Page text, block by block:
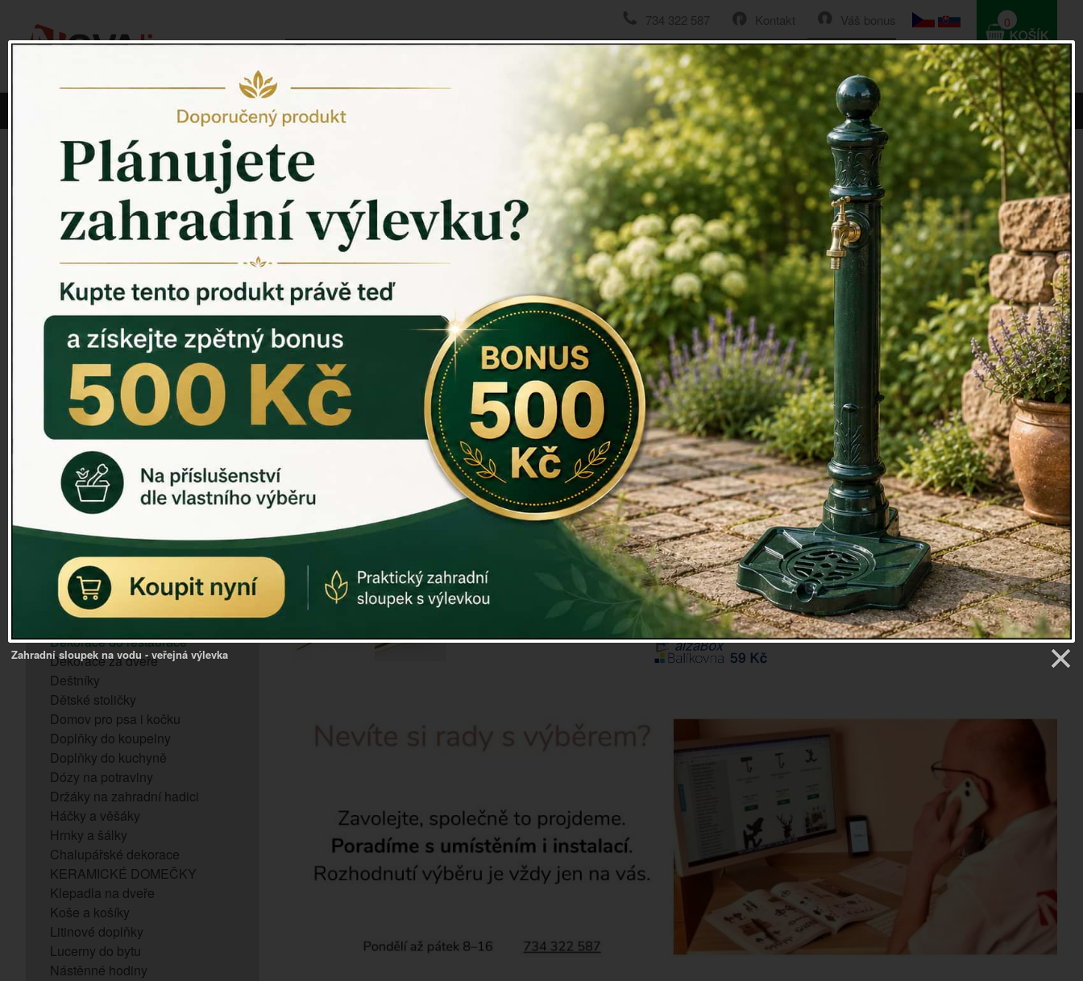
Váš bonus
Kontakt
734 322 587
HLEDAT
0
0 Kč
Vyberte si kategorii: NOVINKY
PÍTKO PRO PTÁKY
ZAHRADNÍ SOCHY
ZAHRADNÍ UMYVADLA
PTAČÍ BUDKY
Litinové škrabáky na boty
DEKORACE NA HROB
RETRO KONZOLE
Domovní čísla - litina
DEKORACE NA ZEĎ
ZVONKOHRA
ZVONY A ZVONKY
PTAČÍ KRMÍTKA
SLUNEČNÍ HODINY
Dózy na brambory a zeleninu
VÝPRODEJ - poslední kusy
Andělé, něžné sošky
Aroma lampy
Buddha soška
BUDKY PRO SÝKORKY
Budky pro vrabce
Bytový textil
Dárky pro muže
Dekorace do bytu
Dekorace do restaurace
Dekorace za dveře
Deštníky
Dětské stoličky
Domov pro psa i kočku
Doplňky do koupelny
Doplňky do kuchyně
Dózy na potraviny
Držáky na zahradní hadici
Háčky a věšáky
Hrnky a šálky
Chalupářské dekorace
KERAMICKÉ DOMEČKY
Klepadla na dveře
Koše a košíky
Litinové doplňky
Lucerny do bytu
Nástěnné hodiny
Venkovský domov ->Mosazný otvírač na dopisy 19cm
Mosazný otvírač na dopisy 19cm
Mosazný otvírač na dopisy 19cmje stylovým doplňkem pracovního
stolu. Dříve často používaný malý nožík pro snadné otevírání doručené
pošty se může stát součástí i Vaší pracovny či kanceláře.
Otvírač na dopisy má ručně vyřezávanou dřevěnou rukojeť.
Rozměry: délka 19cm
Materiál: mosaz, dřevo
Záruka: 2 roky
Kód:dek4014
Další parametry
Cena: 129 Kč
Skladem
Doručíme do: 10.8.
ks
Přidat do košíku
Zahradní sloupek na vodu - veřejná výlevka